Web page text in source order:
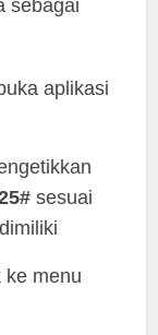
sebagai
aplikasi
sesuai
ke menu